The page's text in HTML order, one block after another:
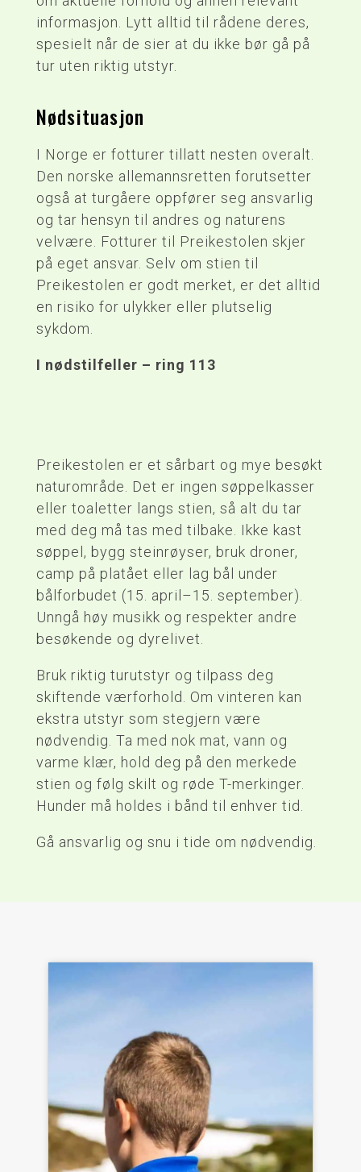
informasjon. Lytt alltid til rådene deres,
spesielt når de sier at du ikke bør gå på
tur uten riktig utstyr.
Nødsituasjon
I Norge er fotturer tillatt nesten overalt.
Den norske allemannsretten forutsetter
også at turgåere oppfører seg ansvarlig
og tar hensyn til andres og naturens
velvære. Fotturer til Preikestolen skjer
på eget ansvar. Selv om stien til
Preikestolen er godt merket, er det alltid
en risiko for ulykker eller plutselig
sykdom.
I nødstilfeller – ring 113
Preikestolen er et sårbart og mye besøkt
naturområde. Det er ingen søppelkasser
eller toaletter langs stien, så alt du tar
med deg må tas med tilbake. Ikke kast
søppel, bygg steinrøyser, bruk droner,
camp på platået eller lag bål under
bålforbudet (15. april–15. september).
Unngå høy musikk og respekter andre
besøkende og dyrelivet.
Bruk riktig turutstyr og tilpass deg
skiftende værforhold. Om vinteren kan
ekstra utstyr som stegjern være
nødvendig. Ta med nok mat, vann og
varme klær, hold deg på den merkede
stien og følg skilt og røde T-merkinger.
Hunder må holdes i bånd til enhver tid.
Gå ansvarlig og snu i tide om nødvendig.